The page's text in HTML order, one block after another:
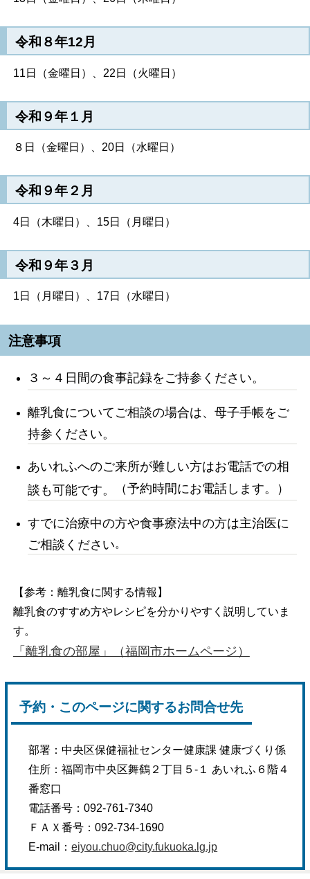
令和８年12月
11日（金曜日）、22日（火曜日）
令和９年１月
８日（金曜日）、20日（水曜日）
令和９年２月
4日（木曜日）、15日（月曜日）
令和９年３月
1日（月曜日）、17日（水曜日）
注意事項
３～４日間の食事記録をご持参ください。
離乳食についてご相談の場合は、母子手帳をご
持参ください。
あいれふへのご来所が難しい方はお電話での相
談も可能です。 （予約時間にお電話します。）
すでに治療中の方や食事療法中の方は主治医に
ご相談ください。
【参考：離乳食に関する情報】
離乳食のすすめ方やレシピを分かりやすく説明していま
す。
「離乳食の部屋」（福岡市ホームページ）
予約・このページに関するお問合せ先
部署：中央区保健福祉センター健康課 健康づくり係
住所：福岡市中央区舞鶴２丁目５-１ あいれふ６階４
番窓口
電話番号：092-761-7340
ＦＡＸ番号：092-734-1690
E-mail：eiyou.chuo@city.fukuoka.lg.jp